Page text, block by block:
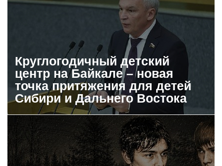
Круглогодичный детский
центр на Байкале – новая
точка притяжения для детей
Сибири и Дальнего Востока